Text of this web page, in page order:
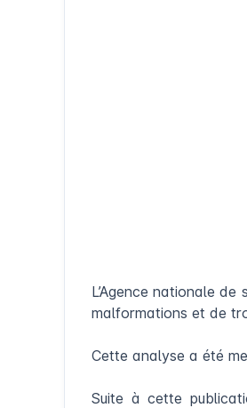
L’Agence nationale
malformations et de
Cette analyse a été
Suite à cette